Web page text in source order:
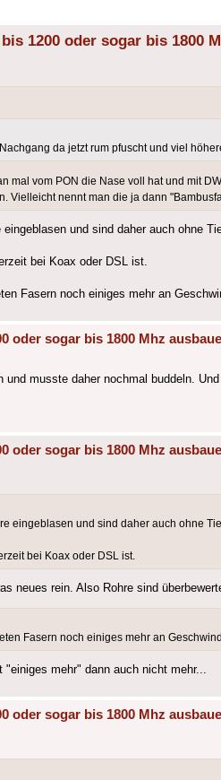
1200 oder sogar bis 1800
da jetzt rum pfuscht und viel
mal vom PON die Nase voll hat und mit
Vielleicht nennt man die ja dann
und sind daher auch ohne
bei Koax oder DSL ist.
Fasern noch einiges mehr an
oder sogar bis 1800 Mhz
musste daher nochmal buddeln.
oder sogar bis 1800 Mhz
eingeblasen und sind daher auch ohne
bei Koax oder DSL ist.
neues rein. Also Rohre sind
Fasern noch einiges mehr an
mehr" dann auch nicht mehr...
oder sogar bis 1800 Mhz